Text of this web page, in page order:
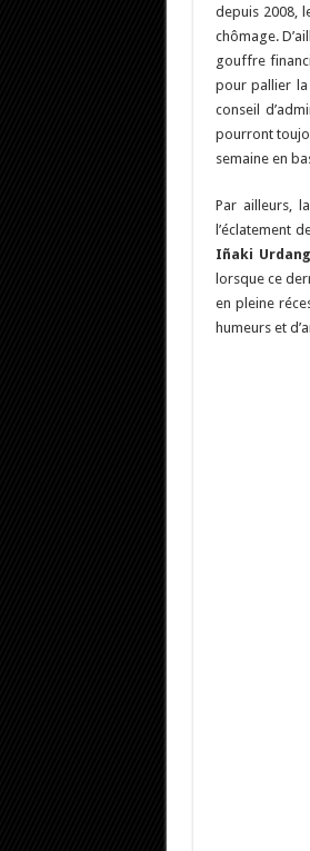
depuis 2008,
chômage.
gouffre
pour pallier la
conseil
pourront
semaine en
Par ailleurs,
l’éclatement
Iñaki
lorsque ce
en pleine
humeurs et